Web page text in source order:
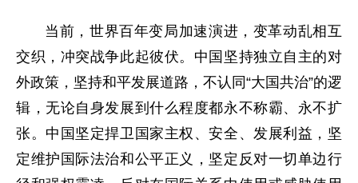
当前，世界百年变局加速演进，变革动乱相互
交织，冲突战争此起彼伏。中国坚持独立自主的对
外政策，坚持和平发展道路，不认同“大国共治”的逻
辑，无论自身发展到什么程度都永不称霸、永不扩
张。中国坚定捍卫国家主权、安全、发展利益，坚
定维护国际法治和公平正义，坚定反对一切单边行